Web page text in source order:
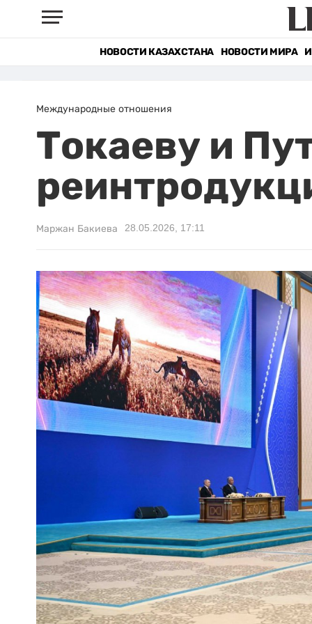
НОВОСТИ КАЗАХСТАНА НОВОСТИ МИРА
Международные отношения
Токаеву и
Маржан Бакиева 28.05.2026, 17:11